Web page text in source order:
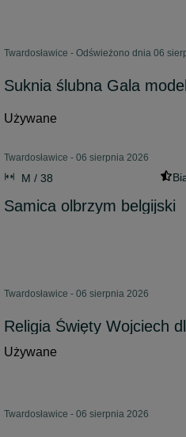
Twardosławice - Odświeżono dnia 06
Suknia ślubna Gala
Używane
Twardosławice - 06 sierpnia 2026
M / 38
Samica olbrzym belgijski
Twardosławice - 06 sierpnia 2026
Religia Święty Wojciech
Używane
Twardosławice - 06 sierpnia 2026